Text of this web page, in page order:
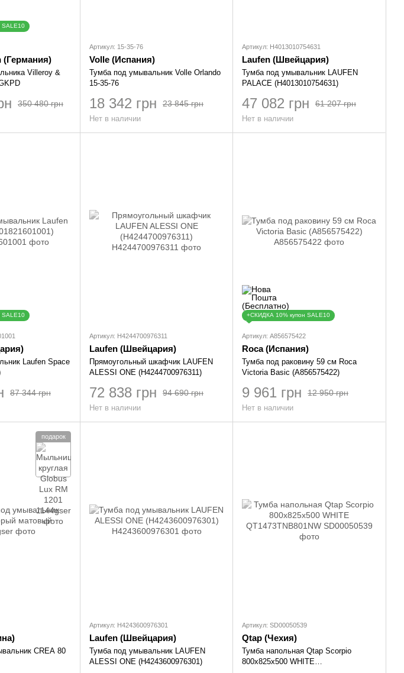
SALE10
(Германия)
Villeroy &
350 480 грн
Артикул: 15-35-76
Volle (Иcпания)
Тумба под умывальник Volle Orlando
15-35-76
23 845 грн
18 342 грн
Нет в наличии
Артикул: H4013010754631
Laufen (Швейцария)
Тумба под умывальник LAUFEN
PALACE (H4013010754631)
61 207 грн
47 082 грн
Нет в наличии
SALE10
Laufen Space
87 344 грн
Артикул: H4244700976311
Laufen (Швейцария)
Прямоугольный шкафчик LAUFEN
ALESSI ONE (H4244700976311)
94 690 грн
72 838 грн
Нет в наличии
+СКИДКА 10% купон SALE10
Артикул: A856575422
Roca (Испания)
Тумба под раковину 59 см Roca
Victoria Basic (A856575422)
12 950 грн
9 961 грн
Нет в наличии
подарок
CREA 80
Артикул: H4243600976301
Laufen (Швейцария)
Тумба под умывальник LAUFEN
ALESSI ONE (H4243600976301)
Артикул: SD00050539
Qtap (Чехия)
Тумба напольная Qtap Scorpio
800х825х500 WHITE